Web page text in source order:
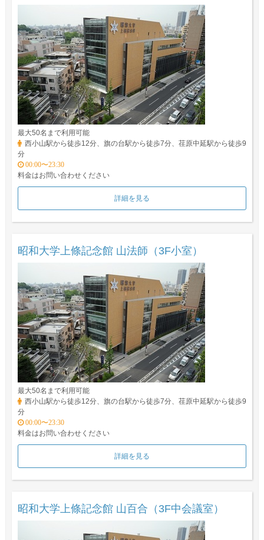
最大50名まで利用可能
西小山駅から徒歩12分、旗の台駅から徒歩7分、荏原中延駅から徒歩9
分
00:00〜23:30
料金はお問い合わせください
詳細を見る
昭和大学上條記念館 山法師（3F小室）
最大50名まで利用可能
西小山駅から徒歩12分、旗の台駅から徒歩7分、荏原中延駅から徒歩9
分
00:00〜23:30
料金はお問い合わせください
詳細を見る
昭和大学上條記念館 山百合（3F中会議室）